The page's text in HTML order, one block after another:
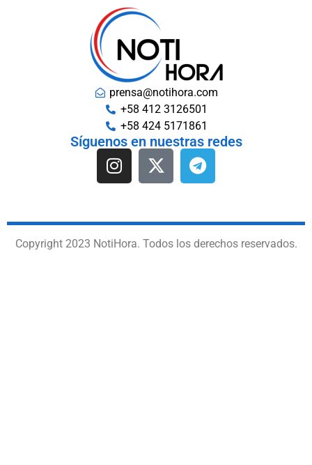
prensa@notihora.com
+58 412 3126501
+58 424 5171861
Síguenos en nuestras redes
Copyright 2023 NotiHora. Todos los derechos reservados.